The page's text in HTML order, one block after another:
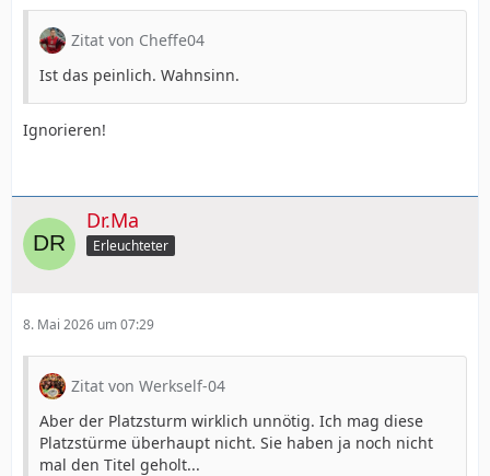
Zitat von Cheffe04
Ist das peinlich. Wahnsinn.
Ignorieren!
Dr.Ma
Erleuchteter
8. Mai 2026 um 07:29
Zitat von Werkself-04
Aber der Platzsturm wirklich unnötig. Ich mag diese
Platzstürme überhaupt nicht. Sie haben ja noch nicht
mal den Titel geholt...